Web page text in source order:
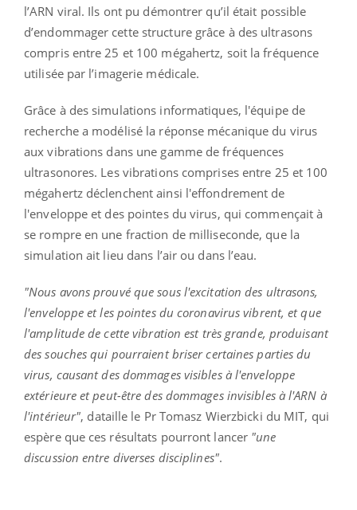
l’ARN viral. Ils ont pu démontrer qu’il était possible
d’endommager cette structure grâce à des ultrasons
compris entre 25 et 100 mégahertz, soit la fréquence
utilisée par l’imagerie médicale.
Grâce à des simulations informatiques, l'équipe de
recherche a modélisé la réponse mécanique du virus
aux vibrations dans une gamme de fréquences
ultrasonores. Les vibrations comprises entre 25 et 100
mégahertz déclenchent ainsi l'effondrement de
l'enveloppe et des pointes du virus, qui commençait à
se rompre en une fraction de milliseconde, que la
simulation ait lieu dans l’air ou dans l’eau.
"Nous avons prouvé que sous l'excitation des ultrasons,
l'enveloppe et les pointes du coronavirus vibrent, et que
l'amplitude de cette vibration est très grande, produisant
des souches qui pourraient briser certaines parties du
virus, causant des dommages visibles à l'enveloppe
extérieure et peut-être des dommages invisibles à l'ARN à
l'intérieur", dataille le Pr Tomasz Wierzbicki du MIT, qui
espère que ces résultats pourront lancer "une
discussion entre diverses disciplines".